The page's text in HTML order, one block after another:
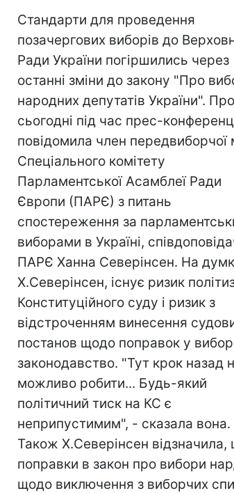
Стандарти для проведення
позачергових виборів до
Ради України погіршились через
останні зміни до закону "Про
народних депутатів України".
сьогодні під час прес-
повідомила член передвиборчої
Спеціального комітету
Парламентської Асамблеї Ради
Європи (ПАРЄ) з питань
спостереження за
виборами в Україні,
ПАРЄ Ханна Северінсен. На
Х.Северінсен, існує ризик
Конституційного суду і ризик з
відстроченням винесення
постанов щодо поправок у
законодавство. "Тут крок назад
можливо робити... Будь-який
політичний тиск на КС є
неприпустимим", - сказала вона.
Також Х.Северінсен відзначила,
поправки в закон про вибори
щодо виключення з виборчих